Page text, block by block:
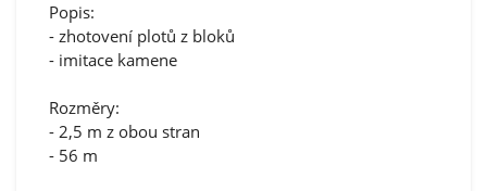
Popis:
- zhotovení plotů z bloků
- imitace kamene
Rozměry:
- 2,5 m z obou stran
- 56 m